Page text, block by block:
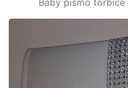
Baby pismo